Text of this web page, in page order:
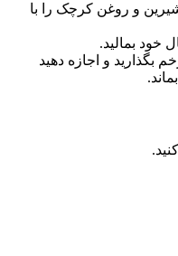
و روغن کرچک را با
خود بمالید.
و اجازه دهید